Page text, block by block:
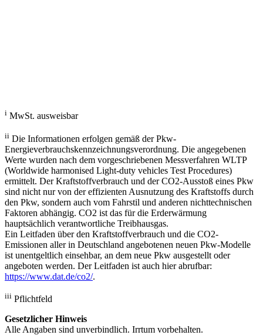
i MwSt. ausweisbar
ii Die Informationen erfolgen gemäß der Pkw-
Energieverbrauchskennzeichnungsverordnung. Die angegebenen
Werte wurden nach dem vorgeschriebenen Messverfahren WLTP
(Worldwide harmonised Light-duty vehicles Test Procedures)
ermittelt. Der Kraftstoffverbrauch und der CO2-Ausstoß eines Pkw
sind nicht nur von der effizienten Ausnutzung des Kraftstoffs durch
den Pkw, sondern auch vom Fahrstil und anderen nichttechnischen
Faktoren abhängig. CO2 ist das für die Erderwärmung
hauptsächlich verantwortliche Treibhausgas.
Ein Leitfaden über den Kraftstoffverbrauch und die CO2-
Emissionen aller in Deutschland angebotenen neuen Pkw-Modelle
ist unentgeltlich einsehbar, an dem neue Pkw ausgestellt oder
angeboten werden. Der Leitfaden ist auch hier abrufbar:
https://www.dat.de/co2/.
iii Pflichtfeld
Gesetzlicher Hinweis
Alle Angaben sind unverbindlich. Irrtum vorbehalten.